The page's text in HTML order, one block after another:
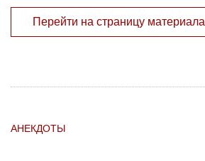
Перейти на страницу материала
АНЕКДОТЫ